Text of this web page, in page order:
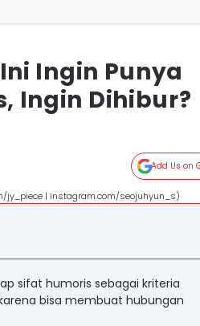
Ingin Punya
Ingin Dihibur?
Add Us on
jy_piece | instagram.com/seojuhyun_s)
sifat humoris sebagai kriteria
bisa membuat hubungan